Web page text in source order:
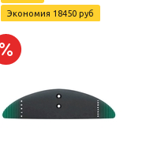
Экономия 18450 руб